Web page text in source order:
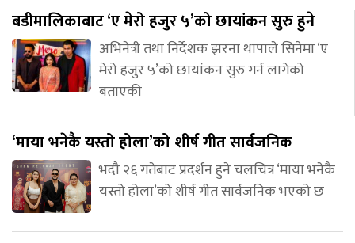
बडीमालिकाबाट ‘ए मेरो हजुर ५’को छायांकन सुरु हुने
अभिनेत्री तथा निर्देशक झरना थापाले सिनेमा ‘ए
मेरो हजुर ५’को छायांकन सुरु गर्न लागेको
बताएकी
‘माया भनेकै यस्तो होला’को शीर्ष गीत सार्वजनिक
भदौ २६ गतेबाट प्रदर्शन हुने चलचित्र ‘माया भनेकै
यस्तो होला’को शीर्ष गीत सार्वजनिक भएको छ